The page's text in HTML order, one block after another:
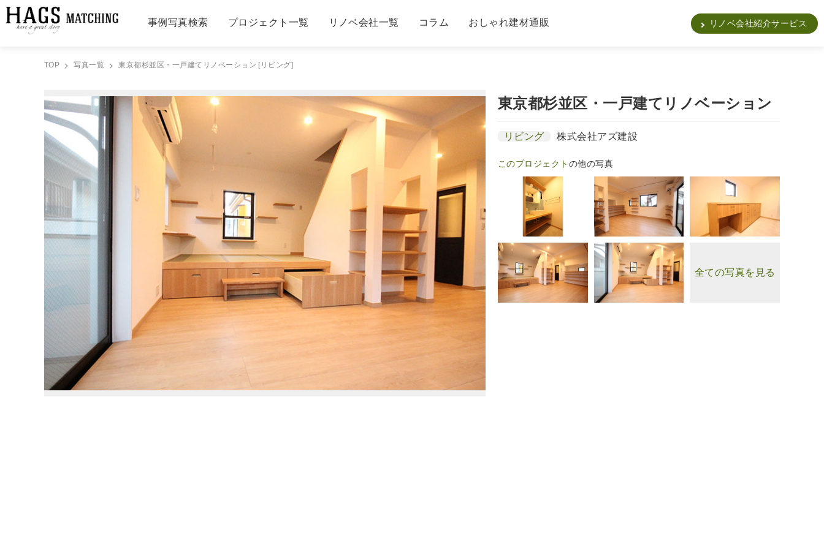
事例写真検索 プロジェクト一覧 リノベ会社一覧 コラム おしゃれ建材通販 リノベ会社紹介サービス
TOP 写真一覧 東京都杉並区・一戸建てリノベーション [リビング]
東京都杉並区・一戸建てリノベーション
リビング 株式会社アズ建設
このプロジェクト の他の写真
全ての写真を見る